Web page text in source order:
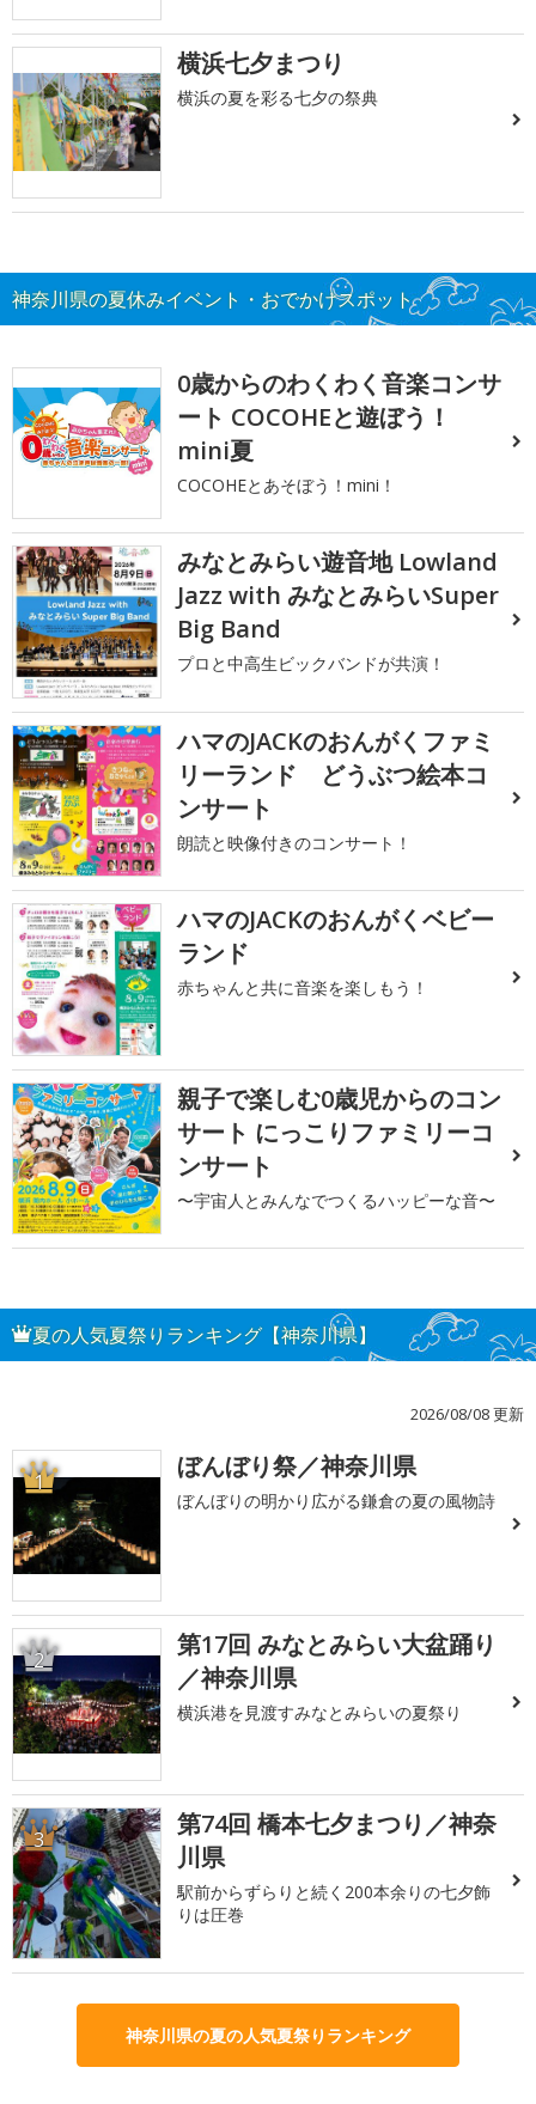
横浜七夕まつり
横浜の夏を彩る七夕の祭典
神奈川県の夏休みイベント・おでかけスポット
0歳からのわくわく音楽コンサ
ート COCOHEと遊ぼう！
mini夏
COCOHEとあそぼう！mini！
みなとみらい遊音地 Lowland
Jazz with みなとみらいSuper
Big Band
プロと中高生ビックバンドが共演！
ハマのJACKのおんがくファミ
リーランド どうぶつ絵本コ
ンサート
朗読と映像付きのコンサート！
ハマのJACKのおんがくベビー
ランド
赤ちゃんと共に音楽を楽しもう！
親子で楽しむ0歳児からのコン
サート にっこりファミリーコ
ンサート
〜宇宙人とみんなでつくるハッピーな音〜
夏の人気夏祭りランキング【神奈川県】
2026/08/08 更新
1 ぼんぼり祭／神奈川県
ぼんぼりの明かり広がる鎌倉の夏の風物詩
2
第17回 みなとみらい大盆踊り
／神奈川県
横浜港を見渡すみなとみらいの夏祭り
3
第74回 橋本七夕まつり／神奈
川県
駅前からずらりと続く200本余りの七夕飾
りは圧巻
神奈川県の夏の人気夏祭りランキング